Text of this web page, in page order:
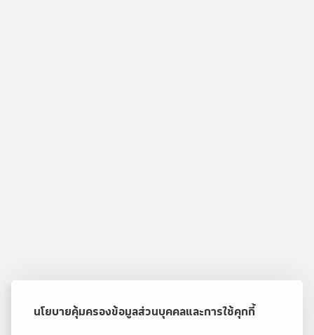
นโยบายคุ้มครองข้อมูลส่วนบุคคลและการใช้คุกกี้